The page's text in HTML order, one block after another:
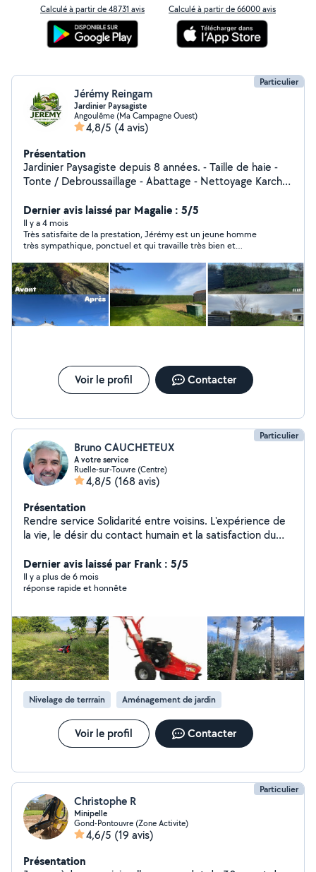
Calculé à partir de 48731 avis Calculé à partir de 66000 avis
Particulier
Jérémy Reingam
Jardinier Paysagiste
Angoulême (Ma Campagne Ouest)
4,8/5 (4 avis)
Présentation
Jardinier Paysagiste depuis 8 années. - Taille de haie -
Tonte / Debroussaillage - Abattage - Nettoyage Karcher
Sérieux, soigné et à l'écoute de vos besoins, je
m'adapte à chaque demande, que ce soit pour un
entretien ponctuel ou régulier. Mon objectif : un jardin
propre, entretenu et agréable à vivre.
Dernier avis laissé par Magalie : 5/5
Il y a 4 mois
Très satisfaite de la prestation, Jérémy est un jeune homme
très sympathique, ponctuel et qui travaille très bien et
Voir le profil Contacter
Particulier
Bruno CAUCHETEUX
A votre service
Ruelle-sur-Touvre (Centre)
4,8/5 (168 avis)
Présentation
Rendre service Solidarité entre voisins. L'expérience de
la vie, le désir du contact humain et la satisfaction du
dire gratuité.....
Dernier avis laissé par Frank : 5/5
Il y a plus de 6 mois
réponse rapide et honnête
Nivelage de terrrain Aménagement de jardin
Voir le profil Contacter
Particulier
Christophe R
Minipelle
Gond-Pontouvre (Zone Activite)
4,6/5 (19 avis)
Présentation